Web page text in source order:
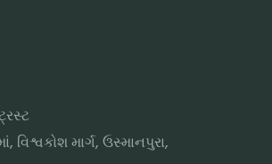
વિશ્વકોશ માર્ગ, ઉસ્માનપુરા,